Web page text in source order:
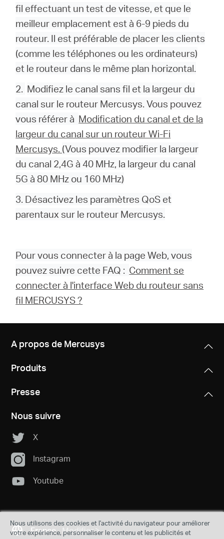
fil effectuant un test de vitesse, et que le
meilleur emplacement est à 6-9 pieds du
routeur. Il est préférable de placer les clients
(comme les téléphones ou les ordinateurs)
et le routeur dans le même plan horizontal.
2. Modifiez le canal sans fil et la largeur du
canal sur le routeur Mercusys. Vous pouvez
vous référer à Modification du canal et de la
largeur du canal sur un routeur Wi-Fi
Mercusys. (Vous pouvez modifier la largeur
du canal 2,4G à 40 MHz, la largeur du canal
5G à 80 MHz ou 160 MHz)
3. Désactivez les paramètres QoS et
parentaux sur le routeur Mercusys.
Pour vous connecter à la page Web, vous
pouvez suivre cette FAQ : Comment se
connecter à l'interface Web du routeur sans
fil MERCUSYS ?
A propos de Mercusys
Produits
Presse
Nous suivre
X
Instagram
Youtube
France Modifier
Nous utilisons des cookies et l'activité du navigateur pour améliorer
votre expérience, personnaliser le contenu et les publicités et